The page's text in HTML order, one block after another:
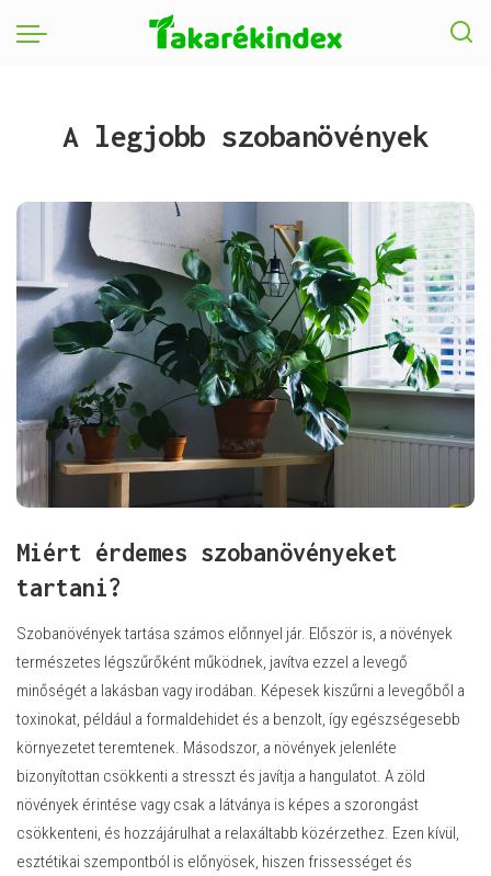
A legjobb szobanövények
Miért érdemes szobanövényeket
tartani?
Szobanövények tartása számos előnnyel jár. Először is, a növények
természetes légszűrőként működnek, javítva ezzel a levegő
minőségét a lakásban vagy irodában. Képesek kiszűrni a levegőből a
toxinokat, például a formaldehidet és a benzolt, így egészségesebb
környezetet teremtenek. Másodszor, a növények jelenléte
bizonyítottan csökkenti a stresszt és javítja a hangulatot. A zöld
növények érintése vagy csak a látványa is képes a szorongást
csökkenteni, és hozzájárulhat a relaxáltabb közérzethez. Ezen kívül,
esztétikai szempontból is előnyösek, hiszen frissességet és